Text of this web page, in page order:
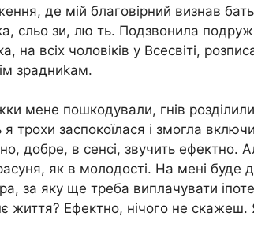
де мій благовірний визнав
сльо зи, лю ть. Подзвонила
на всіх чоловіків у Всесвіті,
зрадниkам.
мене пошкодували, гнів
я трохи заспокоїлася і змогла
добре, в сенсі, звучить ефектно.
як в молодості. На мені буде
за яку ще треба виплачувати
життя? Ефектно, нічого не скажеш.